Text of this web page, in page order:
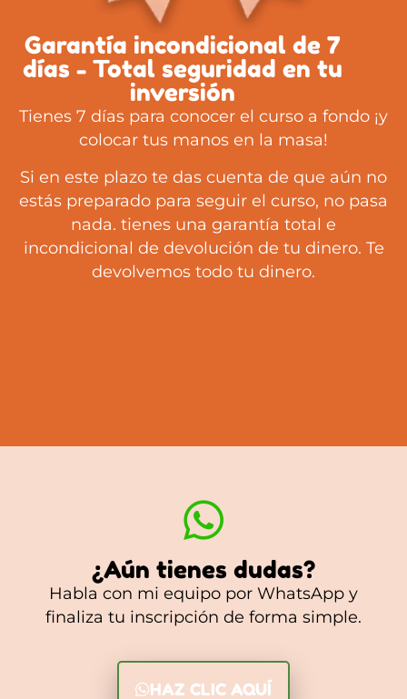
Garantía incondicional de 7
días - Total seguridad en tu
inversión
Tienes 7 días para conocer el curso a fondo ¡y
colocar tus manos en la masa!
Si en este plazo te das cuenta de que aún no
estás preparado para seguir el curso, no pasa
nada. tienes una garantía total e
incondicional de devolución de tu dinero. Te
devolvemos todo tu dinero.
¿Aún tienes dudas?
Habla con mi equipo por WhatsApp y
finaliza tu inscripción de forma simple.
HAZ CLIC AQUÍ